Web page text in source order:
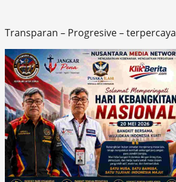
Transparan – Progresive – terpercaya